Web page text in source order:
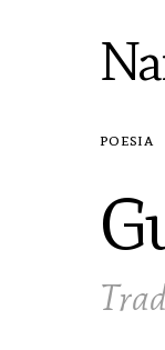
poesia